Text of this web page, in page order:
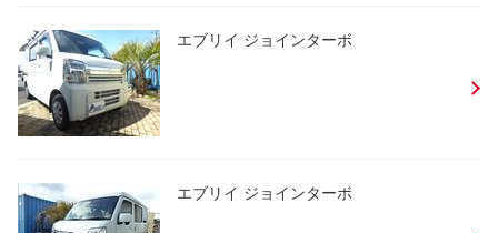
エブリイ ジョインターボ
エブリイ ジョインターボ